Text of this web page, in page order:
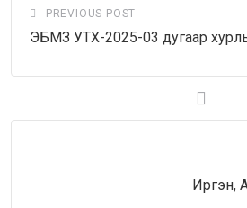
PREVIOUS POST
ЭБМЗ УТХ-2025-03 дугаар
Иргэн,